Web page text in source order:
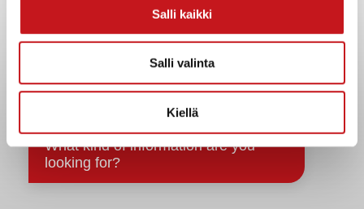
Salli kaikki
Salli valinta
Kiellä
Strategiat, ohjelmat, ohjeet, suunnitelmat, säännöt ja
Asiakirjajulkisuuskuvaus
Saavutettavuusseloste
Tietosuoja
Tietosuojaselosteet